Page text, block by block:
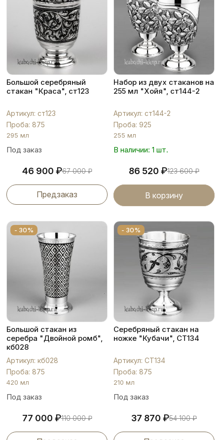
Большой серебряный
стакан "Краса", ст123
Артикул: ст123
Проба: 875
295 мл
Под заказ
46 900 ₽67 000₽
Предзаказ
Набор из двух стаканов на
255 мл "Хойя", ст144-2
Артикул: ст144-2
Проба: 925
255 мл
В наличии: 1 шт.
86 520 ₽123 600₽
В корзину
- 30%
Большой стакан из
серебра "Двойной ромб",
кб028
Артикул: кб028
Проба: 875
420 мл
Под заказ
77 000 ₽110 000₽
- 30%
Серебряный стакан на
ножке "Кубачи", СТ134
Артикул: СТ134
Проба: 875
210 мл
Под заказ
37 870 ₽54 100₽